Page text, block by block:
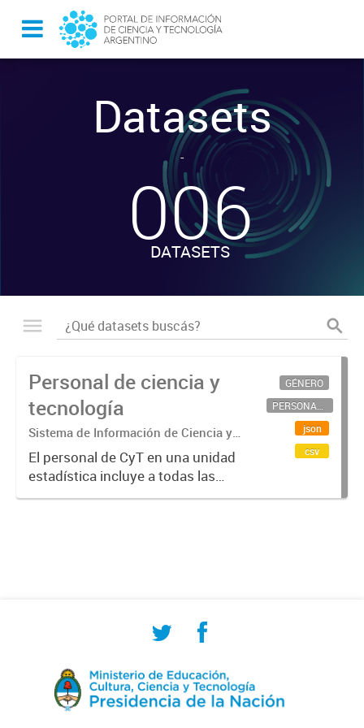
Datasets
-
006
DATASETS
Personal de ciencia y
tecnología
Sistema de Información de Ciencia y
Tecnología Argentino (SICYTAR)
El personal de CyT en una unidad
estadística incluye a todas las
personas involucradas
GÉNERO
PERSONAL CIENTÍFICO-TECNOLÓGICO
json
csv